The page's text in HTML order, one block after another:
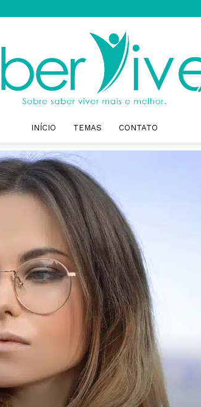
Saber
Viver
Mais
INÍCIO TEMAS CONTATO